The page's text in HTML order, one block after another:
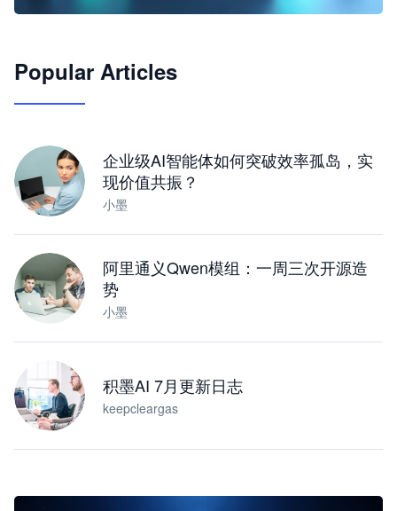
JimoClaw 桌面 AI Agent 工作台
Popular Articles
企业级AI智能体如何突破效率孤岛，实
现价值共振？
小墨
阿里通义Qwen模组：一周三次开源造
势
小墨
积墨AI 7月更新日志
keepcleargas